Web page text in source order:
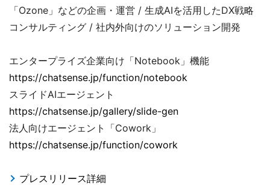
「Ozone」などの企画・運営 / 生成AIを活用したDX戦略
コンサルティング / 社内外向けのソリューション開発
エンタープライズ企業向け「Notebook」機能
https://chatsense.jp/function/notebook
スライドAIエージェント
https://chatsense.jp/gallery/slide-gen
法人向けエージェント「Cowork」
https://chatsense.jp/function/cowork
プレスリリース詳細